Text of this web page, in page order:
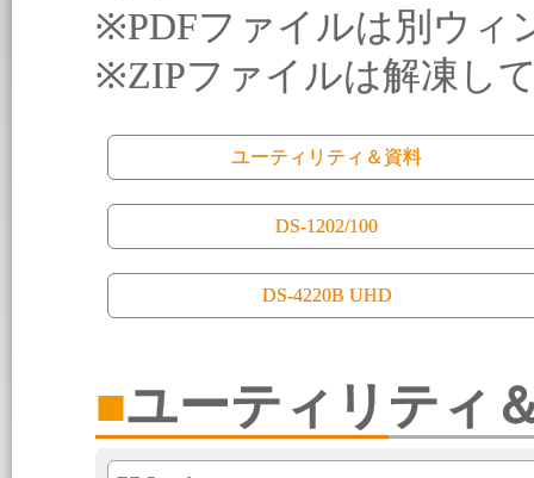
※PDFファイルは別ウィ
※ZIPファイルは解凍し
ユーティリティ＆資料
DS-1202/100
DS-4220B UHD
■ユーティリティ